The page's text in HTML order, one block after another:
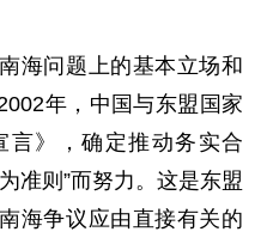
问题上的基本立场和
年，中国与东盟国家
言》，确定推动务实合
准则”而努力。这是东盟
海争议应由直接有关的